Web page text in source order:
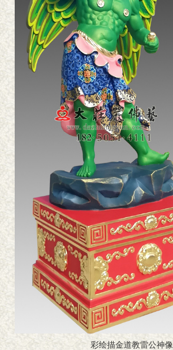
彩绘描金道教雷公神像